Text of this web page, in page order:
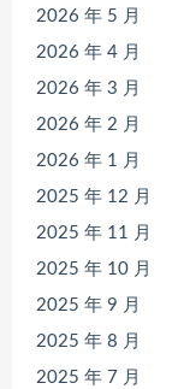
2026 年 5 月
2026 年 4 月
2026 年 3 月
2026 年 2 月
2026 年 1 月
2025 年 12 月
2025 年 11 月
2025 年 10 月
2025 年 9 月
2025 年 8 月
2025 年 7 月